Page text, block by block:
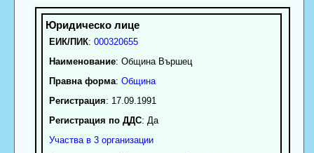
ЕИК/ПИК: 000320655
Наименование: Община Вършец
Правна форма: Община
Регистрация: 17.09.1991
Регистрация по ДДС: Да
Участва в 3 организации